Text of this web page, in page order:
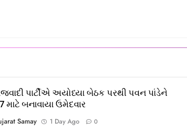
પાર્ટીએ અયોધ્યા બેઠક પરથી પવન પાંડેને
માટે બનાવાયા ઉમેદવાર
Samay
1 Day Ago 0
વેરિફિકેશન માટે હવે
વેરિફિકેશન
બની સરળ
TOP NEWS
‘જન્મ અને મૃત્યુ